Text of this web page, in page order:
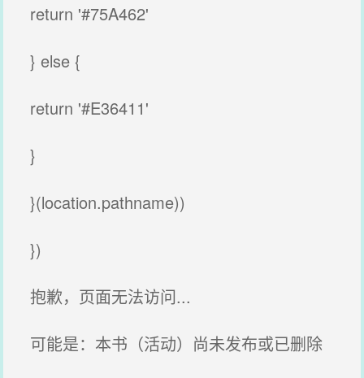
return '#75A462'
} else {
return '#E36411'
}
}(location.pathname))
})
抱歉，页面无法访问...
可能是：本书（活动）尚未发布或已删除